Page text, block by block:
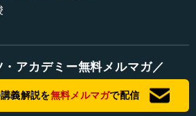
アカデミー無料メルマガ／
義解説を無料メルマガで配信